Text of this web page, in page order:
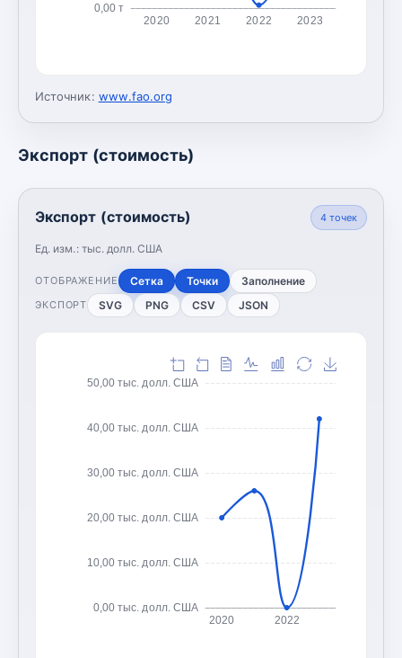
0,00 т
2020 2021 2022 2023
Источник: www.fao.org
Экспорт (стоимость)
Экспорт (стоимость)
Ед. изм.: тыс. долл. США
4точек
ОТОБРАЖЕНИЕ Сетка Точки Заполнение
ЭКСПОРТ SVG PNG CSV JSON
0,00 тыс. долл. США
10,00 тыс. долл. США
20,00 тыс. долл. США
30,00 тыс. долл. США
40,00 тыс. долл. США
50,00 тыс. долл. США
2020 2022